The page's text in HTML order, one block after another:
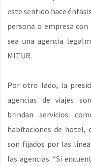
este sentido hace
persona o empresa
sea una agencia
MITUR.
Por otro lado, la
agencias de viajes
brindan servicios
habitaciones de hotel,
son fijados por las
las agencias. “Si